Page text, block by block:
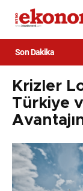
Son Dakika
Krizler
Türkiye